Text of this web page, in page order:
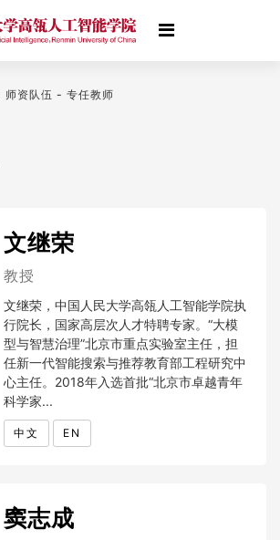
师资队伍 - 专任教师
文继荣
教授
文继荣，中国人民大学高瓴人工智能学院执
行院长，国家高层次人才特聘专家。“大模
型与智慧治理”北京市重点实验室主任，担
任新一代智能搜索与推荐教育部工程研究中
心主任。2018年入选首批“北京市卓越青年
科学家...
中文 EN
窦志成